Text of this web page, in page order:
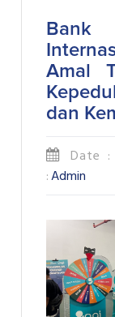
Amal
dan
Date :
:Admin